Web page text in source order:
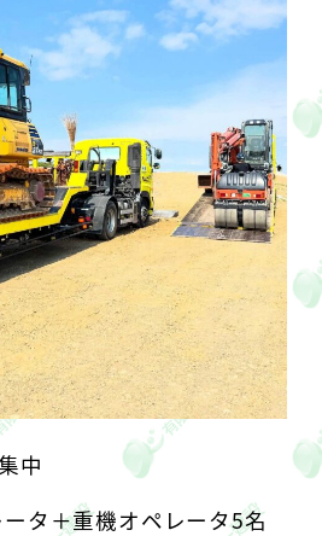
中
タ＋重機オペレータ5名